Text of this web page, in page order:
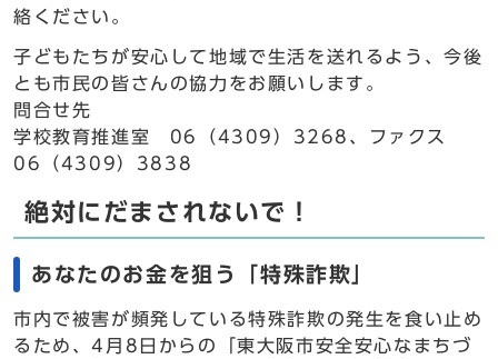
絡ください。
子どもたちが安心して地域で生活を送れるよう、今後
とも市民の皆さんの協力をお願いします。
問合せ先
学校教育推進室 06（4309）3268、ファクス
06（4309）3838
絶対にだまされないで！
あなたのお金を狙う「特殊詐欺」
市内で被害が頻発している特殊詐欺の発生を食い止め
るため、4月8日からの「東大阪市安全安心なまちづ